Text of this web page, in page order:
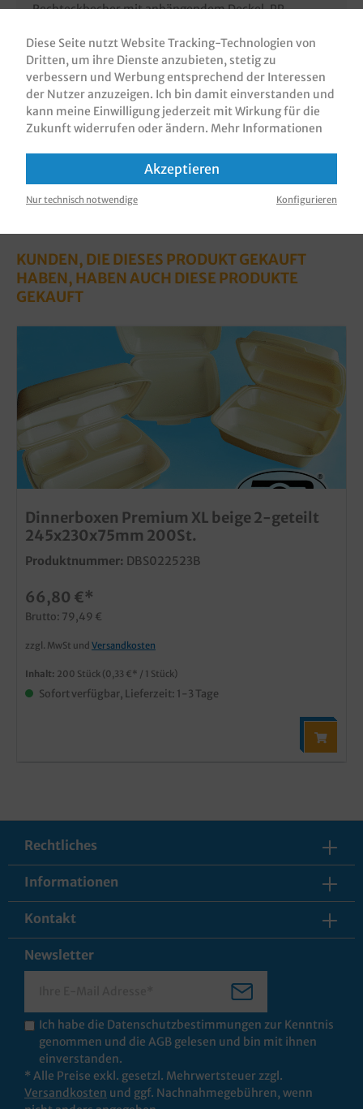
Rechteckbecher mit anhängendem Deckel, PP
Mehr
Bewertungen
Informationen zur Produktsicherheit
KUNDEN, DIE DIESES PRODUKT GEKAUFT
HABEN, HABEN AUCH DIESE PRODUKTE
GEKAUFT
Dinnerboxen Premium XL beige 2-geteilt
245x230x75mm 200St.
Produktnummer: DBS022523B
66,80 €*
Brutto: 79,49 €
zzgl. MwSt und Versandkosten
Inhalt: 200 Stück (0,33 €* / 1 Stück)
Sofort verfügbar, Lieferzeit: 1-3 Tage
Rechtliches
Informationen
Kontakt
Newsletter
Ich habe die Datenschutzbestimmungen zur Kenntnis
genommen und die AGB gelesen und bin mit ihnen
einverstanden.
* Alle Preise exkl. gesetzl. Mehrwertsteuer zzgl.
Versandkosten und ggf. Nachnahmegebühren, wenn
Diese Seite nutzt Website Tracking-Technologien von
Dritten, um ihre Dienste anzubieten, stetig zu
verbessern und Werbung entsprechend der Interessen
der Nutzer anzuzeigen. Ich bin damit einverstanden und
kann meine Einwilligung jederzeit mit Wirkung für die
Zukunft widerrufen oder ändern. Mehr Informationen
Akzeptieren
Nur technisch notwendige Konfigurieren